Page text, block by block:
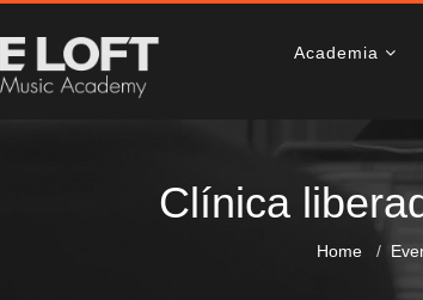
Academia
Clínica
Home